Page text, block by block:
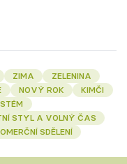
ZIMA
ZELENINA
NOVÝ ROK
KIMČI
STYL A VOLNÝ ČAS
SDĚLENÍ